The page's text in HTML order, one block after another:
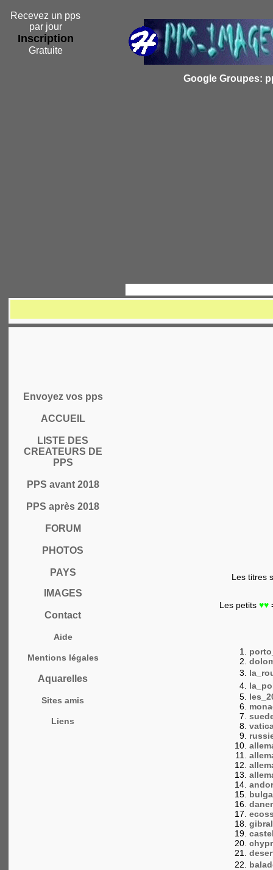
Recevez un pps
par jour
Inscription
Gratuite
Google Groupes:
Envoyez vos pps
ACCUEIL
LISTE DES
CREATEURS DE
PPS
PPS avant 2018
PPS après 2018
FORUM
PHOTOS
PAYS
IMAGES
Contact
Aide
Mentions légales
Aquarelles
Sites amis
Liens
Les titres
Les petits ♥♥